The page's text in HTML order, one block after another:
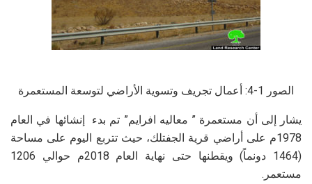
الصور 1-4: أعمال تجريف وتسوية الأراضي لتوسعة المستعمرة
يشار إلى أن مستعمرة ” معاليه افرايم” تم بدء إنشائها في العام
1978م على أراضي قرية الجفتلك، حيث تتربع اليوم على مساحة
(1464 دونماً) ويقطنها حتى نهاية العام 2018م حوالي 1206
مستعمر.